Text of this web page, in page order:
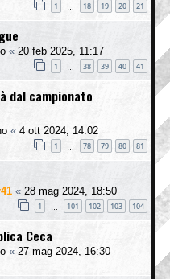
1 18 19 20 21
« 20 feb 2025, 11:17
1 38 39 40 41
dal campionato
« 4 ott 2024, 14:02
1 78 79 80 81
« 28 mag 2024, 18:50
1 101 102 103 104
Ceca
« 27 mag 2024, 16:30